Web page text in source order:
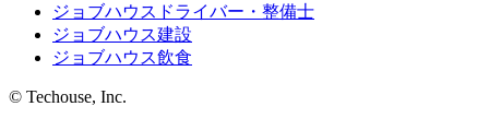
ジョブハウスドライバー・整備士
ジョブハウス建設
ジョブハウス飲食
© Techouse, Inc.